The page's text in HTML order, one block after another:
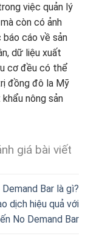
việc quản lý
còn có ảnh
cáo về sản
dữ liệu xuất
cơ đều có thể
đồng đô la Mỹ
nông sản
giá bài viết
Demand Bar là gì?
dịch hiệu quả với
No Demand Bar